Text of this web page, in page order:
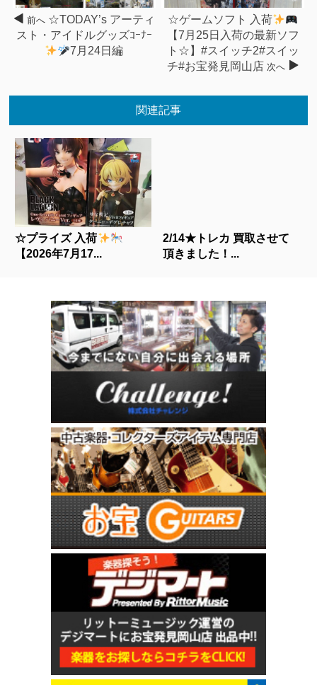
前へ ☆TODAY’s アーティ
スト・アイドルグッズｺｰﾅｰ
7月24日編
☆ゲームソフト 入荷
【7月25日入荷の最新ソフ
ト☆】#スイッチ2#スイッ
チ#お宝発見岡山店 次へ
関連記事
☆プライズ 入荷
【2026年7月17...
2/14★トレカ 買取させて
頂きました！...